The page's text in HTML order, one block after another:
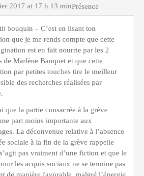
Présence
2017 at 17 h 13 min
bouquin – C’est en lisant ton
que je me rends compte que cette
est en fait nourrie par les 2
de Marlène Banquet et que cette
par petites touches tire le meilleur
des recherches réalisées par
que la partie consacrée à la grève
part moins importante aux
La déconvenue relative à l’absence
sociale à la fin de la grève rappelle
pas vraiment d’une fiction et que le
les acquis sociaux ne se termine pas